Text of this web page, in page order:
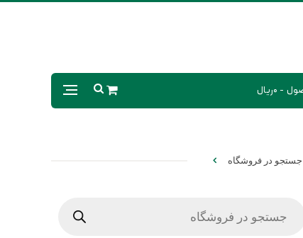
0ریال
جستجو در فروشگاه